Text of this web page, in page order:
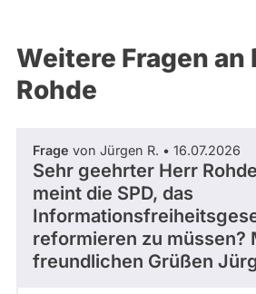
Weitere Fragen an
Rohde
Frage von Jürgen R. • 16.07.2026
Sehr geehrter Herr
meint die SPD, das
reformieren zu müssen?
freundlichen Grüßen